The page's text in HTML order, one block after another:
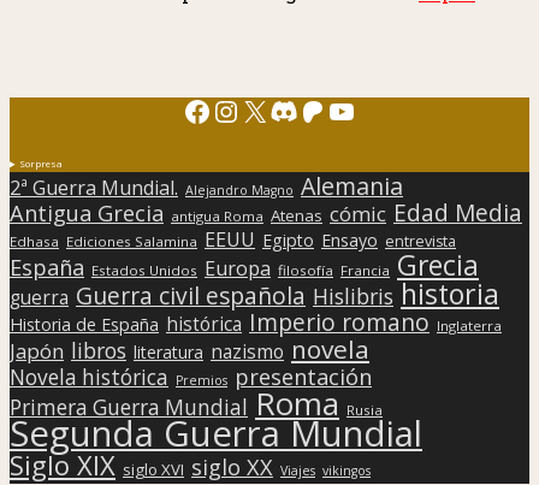
Facebook
Instagram
X Discord
Patreon
YouTube
Sorpresa
2ª Guerra Mundial. Alejandro Magno Alemania
Antigua Grecia antigua Roma Atenas cómic Edad Media
Edhasa Ediciones Salamina EEUU Egipto Ensayo entrevista
España Estados Unidos Europa filosofía Francia Grecia
guerra Guerra civil española Hislibris historia
Historia de España histórica Imperio romano Inglaterra
Japón libros literatura nazismo novela
Novela histórica Premios presentación
Primera Guerra Mundial Roma Rusia
Segunda Guerra Mundial
Siglo XIX siglo XVI siglo XX Viajes vikingos